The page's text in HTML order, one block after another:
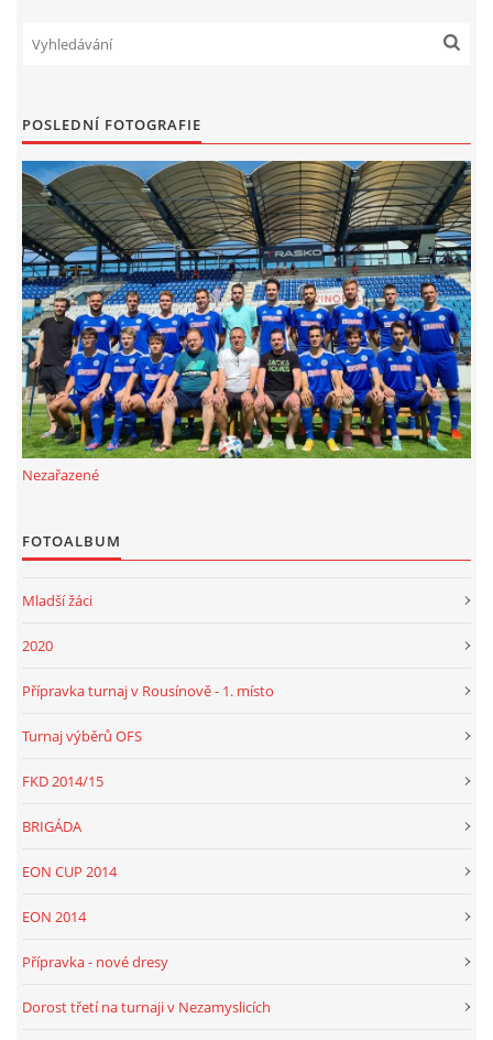
POSLEDNÍ FOTOGRAFIE
Nezařazené
FOTOALBUM
Mladší žáci
2020
Přípravka turnaj v Rousínově - 1. místo
Turnaj výběrů OFS
FKD 2014/15
BRIGÁDA
EON CUP 2014
EON 2014
Přípravka - nové dresy
Dorost třetí na turnaji v Nezamyslicích